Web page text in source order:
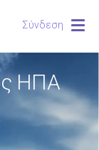
Σύνδεση
ΗΠΑ